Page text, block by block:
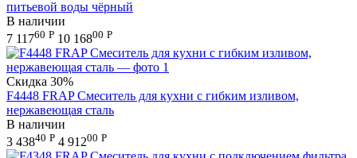
питьевой воды чёрный
В наличии
7 11760 Р 10 16800 Р
Скидка 30%
F4448 FRAP Смеситель для кухни с гибким изливом,
нержавеющая сталь
В наличии
3 43840 Р 4 91200 Р